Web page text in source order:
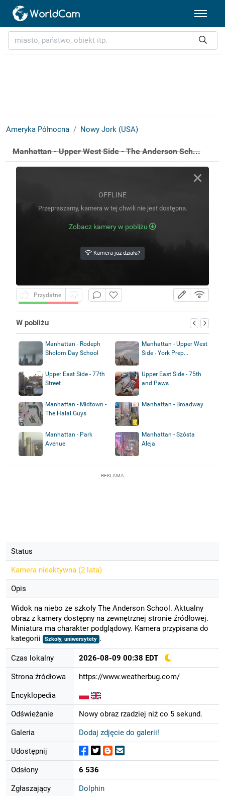
Ameryka Północna Nowy Jork (USA)
Manhattan - Upper West Side - The Anderson Sch...
OFFLINE
Przepraszamy, kamera w tej chwili nie jest dostępna.
Zobacz kamery w pobliżu
Kamera już działa?
Przydatne
W pobliżu
Manhattan - Rodeph
Sholom Day School
Manhattan - Upper West
Side - York Prep...
Upper East Side - 77th
Street
Upper East Side - 75th
and Paws
Manhattan - Midtown -
The Halal Guys
Manhattan - Broadway
Manhattan - Park
Avenue
Manhattan - Szósta
Aleja
REKLAMA
Status
Kamera nieaktywna (2 lata)
Opis
Widok na niebo ze szkoły The Anderson School. Aktualny
obraz z kamery dostępny na zewnętrznej stronie źródłowej.
Miniatura ma charakter podglądowy. Kamera przypisana do
kategorii
Szkoły, uniwersytety .
Czas lokalny 2026-08-09 00:38 EDT
Strona źródłowa https://www.weatherbug.com/
Encyklopedia
Odświeżanie Nowy obraz rzadziej niż co 5 sekund.
Galeria Dodaj zdjęcie do galerii!
Udostępnij
Odsłony 6 536
Zgłaszający Dolphin